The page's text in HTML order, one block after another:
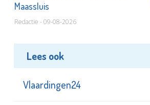
Maassluis
Redactie - 09-08-2026
Lees ook
Vlaardingen24